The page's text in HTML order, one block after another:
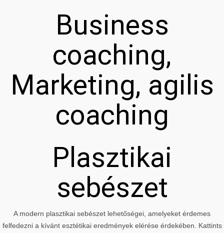
Business
coaching,
Marketing, agilis
coaching
Plasztikai
sebészet
A modern plasztikai sebészet lehetőségei, amelyeket érdemes
felfedezni a kívánt esztétikai eredmények elérése érdekében. Kattints